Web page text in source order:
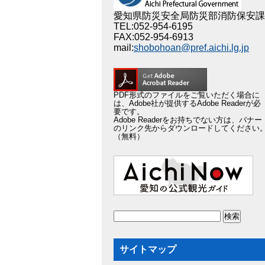
愛知県防災安全局防災部消防保安課
TEL:052-954-6195
FAX:052-954-6913
mail:shobohoan@pref.aichi.lg.jp
PDF形式のファイルをご覧いただく場合に
は、Adobe社が提供するAdobe Readerが必
要です。
Adobe Readerをお持ちでない方は、バナー
のリンク先からダウンロードしてください
（無料）
サイトマップ